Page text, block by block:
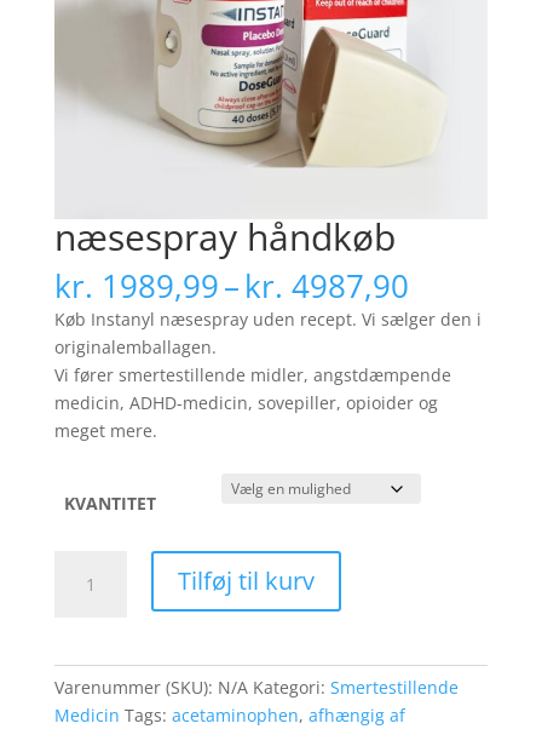
næsespray håndkøb
kr. 1989,99–kr. 4987,90
kr.
til
kr.
Køb Instanyl næsespray uden recept. Vi sælger den i
originalemballagen.
Vi fører smertestillende midler, angstdæmpende
medicin, ADHD-medicin, sovepiller, opioider og
meget mere.
KVANTITET
håndkøb
Tilføj til kurv
Varenummer (SKU): N/A Kategori: Smertestillende
Medicin Tags: acetaminophen, afhængig af